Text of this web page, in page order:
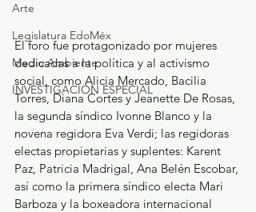
Arte
Legislatura EdoMéx
Medio Ambiente
INVESTIGACIÓN ESPECIAL
El foro fue protagonizado por mujeres
dedicadas a la política y al activismo
social, como Alicia Mercado, Bacilia
Torres, Diana Cortes y Jeanette De Rosas,
la segunda síndico Ivonne Blanco y la
novena regidora Eva Verdi; las regidoras
electas propietarias y suplentes: Karent
Paz, Patricia Madrigal, Ana Belén Escobar,
así como la primera síndico electa Mari
Barboza y la boxeadora internacional